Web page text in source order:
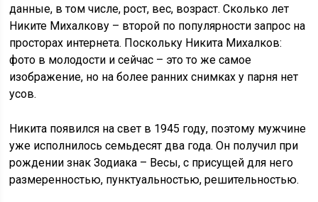
данные, в том числе, рост, вес, возраст. Сколько лет
Никите Михалкову – второй по популярности запрос на
просторах интернета. Поскольку Никита Михалков:
фото в молодости и сейчас – это то же самое
изображение, но на более ранних снимках у парня нет
усов.
Никита появился на свет в 1945 году, поэтому мужчине
уже исполнилось семьдесят два года. Он получил при
рождении знак Зодиака – Весы, с присущей для него
размеренностью, пунктуальностью, решительностью.